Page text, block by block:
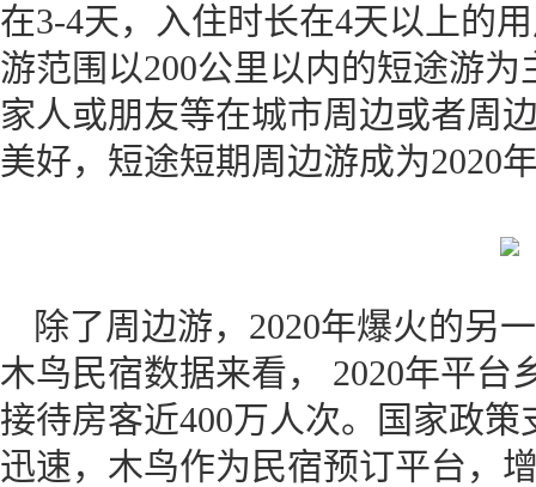
在3-4天，入住时长在4天以上的
游范围以200公里以内的短途游
家人或朋友等在城市周边或者周
美好，短途短期周边游成为2020
除了周边游，2020年爆火的另
木鸟民宿数据来看， 2020年平台
接待房客近400万人次。国家政
迅速，木鸟作为民宿预订平台，